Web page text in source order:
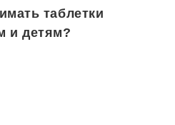
таблетки
и детям?